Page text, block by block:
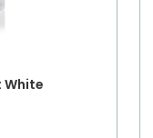
White